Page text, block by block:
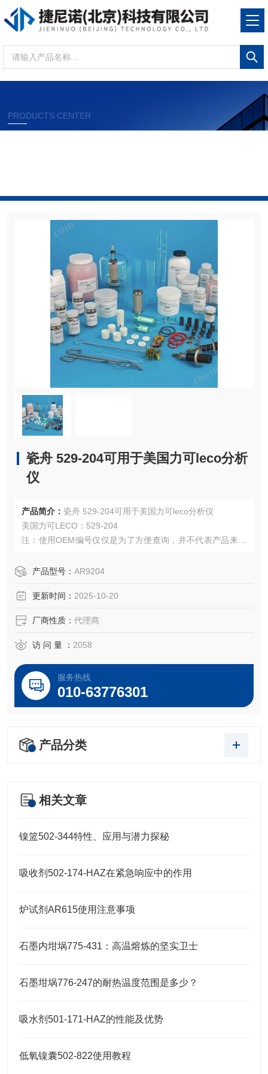
PRODUCTS CENTER
瓷舟 529-204可用于美国力可leco分析
仪
产品简介： 瓷舟 529-204可用于美国力可leco分析仪
美国力可LECO：529-204
注：使用OEM编号仅仅是为了方便查询，并不代表产品来自
于所对应仪器。
产品型号： AR9204
更新时间： 2025-10-20
厂商性质： 代理商
访 问 量 ： 2058
服务热线
010-63776301
产品分类
相关文章
镍篮502-344特性、应用与潜力探秘
吸收剂502-174-HAZ在紧急响应中的作用
炉试剂AR615使用注意事项
石墨内坩埚775-431：高温熔炼的坚实卫士
石墨坩埚776-247的耐热温度范围是多少？
吸水剂501-171-HAZ的性能及优势
低氧镍囊502-822使用教程